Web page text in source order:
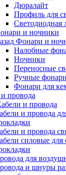
Дюралайт
Профиль для
Светодиодная
и ночники
Фонари и
Налобные
Ночники
Переносные
Ручные фонари
Фонари для
провода
и провода
и провода
и провода
силовые для
для
и шнуры